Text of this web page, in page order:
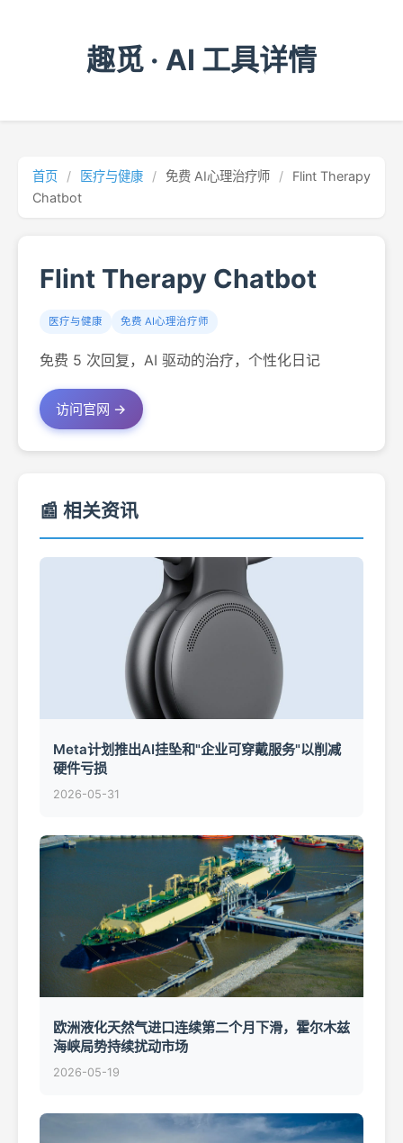
趣觅 · AI 工具详情
首页 / 医疗与健康 / 免费 AI心理治疗师 /
Flint Therapy
Chatbot
Flint Therapy Chatbot
医疗与健康 免费 AI心理治疗师
免费 5 次回复，AI 驱动的治疗，个性化日记
访问官网 →
📰 相关资讯
Meta计划推出AI挂坠和"企业可穿戴服务"以削减
硬件亏损
2026-05-31
欧洲液化天然气进口连续第二个月下滑，霍尔木兹
海峡局势持续扰动市场
2026-05-19